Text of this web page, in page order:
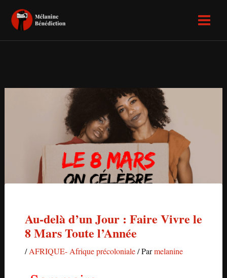
contenu
Menu
Au-delà d’un Jour : Faire Vivre le
8 Mars Toute l’Année
/AFRIQUE- Afrique précoloniale/ Parmelanine